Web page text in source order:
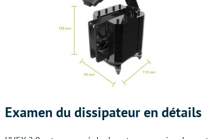
Examen du dissipateur en détails